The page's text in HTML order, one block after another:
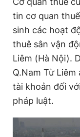
tin cơ quan
sinh các hoạt
thuê sân vận
Liêm (Hà Nội).
Q.Nam Từ
tài khoản đối
pháp luật.